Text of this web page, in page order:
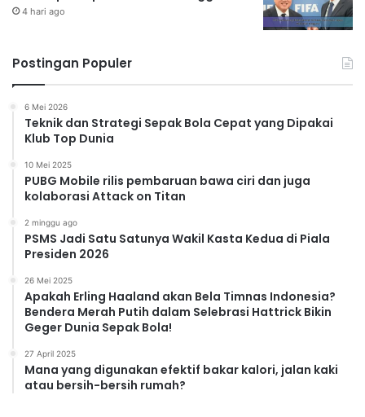
4 hari ago
Postingan Populer
6 Mei 2026
Teknik dan Strategi Sepak Bola Cepat yang Dipakai
Klub Top Dunia
10 Mei 2025
PUBG Mobile rilis pembaruan bawa ciri dan juga
kolaborasi Attack on Titan
2 minggu ago
PSMS Jadi Satu Satunya Wakil Kasta Kedua di Piala
Presiden 2026
26 Mei 2025
Apakah Erling Haaland akan Bela Timnas Indonesia?
Bendera Merah Putih dalam Selebrasi Hattrick Bikin
Geger Dunia Sepak Bola!
27 April 2025
Mana yang digunakan efektif bakar kalori, jalan kaki
atau bersih-bersih rumah?